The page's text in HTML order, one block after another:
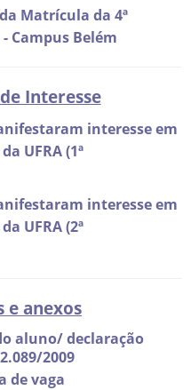
Matrícula da 4ª
Campus Belém
Interesse
interesse em
UFRA (1ª
interesse em
UFRA (2ª
e anexos
aluno/ declaração
2009
de vaga